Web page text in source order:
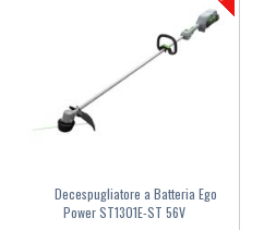
Decespugliatore a Batteria Ego
Power ST1301E-ST 56V